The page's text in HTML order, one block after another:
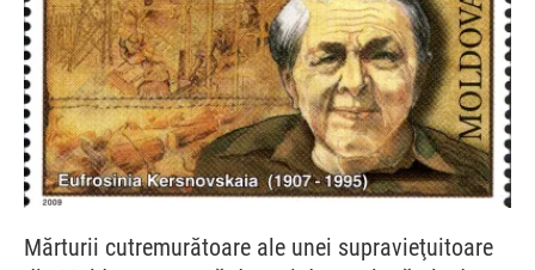
Mărturii cutremurătoare ale unei supravieţuitoare